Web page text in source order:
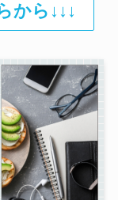
から ↓↓↓